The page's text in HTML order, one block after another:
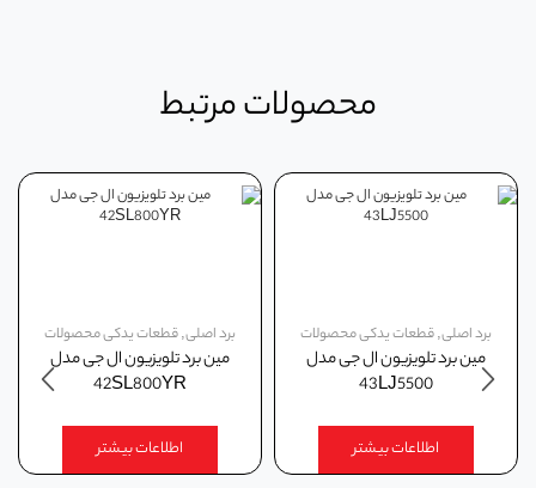
محصولات مرتبط
برد اصلی,قطعات یدکی محصولات
مین برد تلویزیون ال جی مدل
43LJ5500
اطلاعات بیشتر
برد اصلی,قطعات یدکی محصولات
مین برد تلویزیون ال جی مدل
42SL800YR
اطلاعات بیشتر